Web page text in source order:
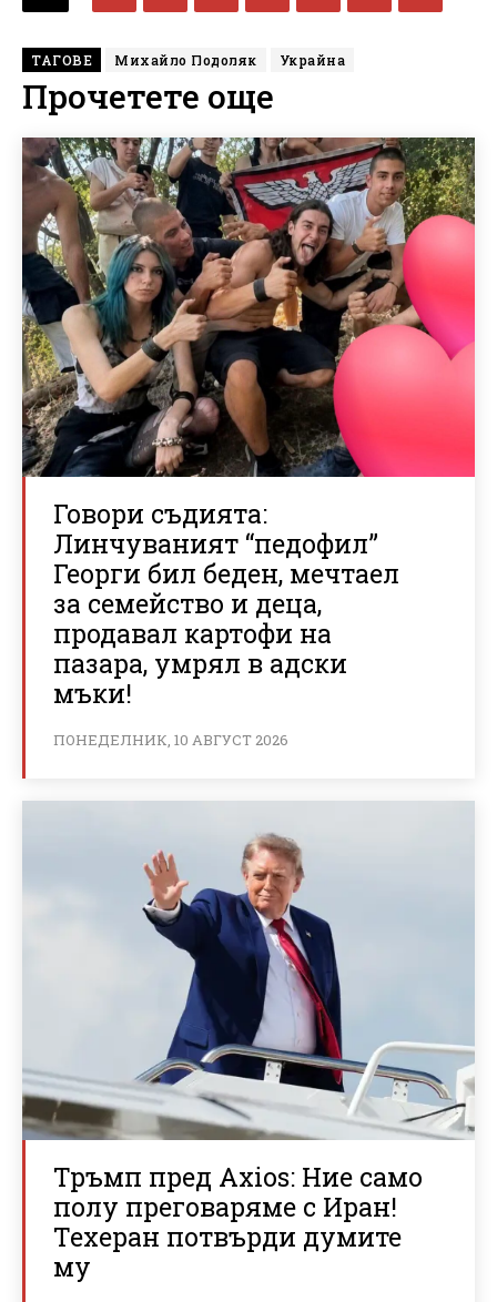
ТАГОВЕ Михайло Подоляк Украйна
Прочетете още
Говори съдията:
Линчуваният “педофил”
Георги бил беден, мечтаел
за семейство и деца,
продавал картофи на
пазара, умрял в адски
мъки!
ПОНЕДЕЛНИК, 10 АВГУСТ 2026
Тръмп пред Axios: Ние само
полу преговаряме с Иран!
Техеран потвърди думите
му